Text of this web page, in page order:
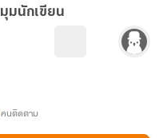
มุมนักเขียน
คนติดตาม